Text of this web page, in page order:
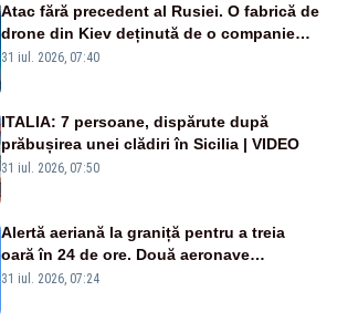
Atac fără precedent al Rusiei. O fabrică de
drone din Kiev deținută de o companie
americană, distrusă de o rachetă
31 iul. 2026, 07:40
ITALIA: 7 persoane, dispărute după
prăbușirea unei clădiri în Sicilia | VIDEO
31 iul. 2026, 07:50
Alertă aeriană la graniță pentru a treia
oară în 24 de ore. Două aeronave
Eurofighter britanice au fost ridicate de la
31 iul. 2026, 07:24